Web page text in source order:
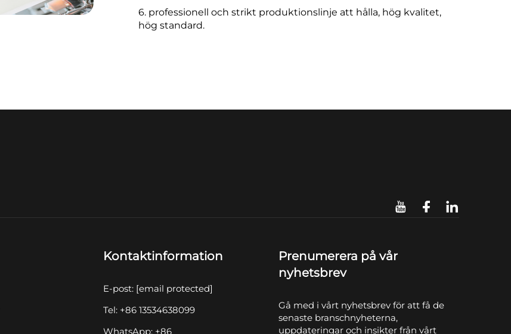
6. professionell och strikt produktionslinje att hålla, hög kvalitet,
hög standard.
Kontaktinformation
E-post: [email protected]
Tel: +86 13534638099
WhatsApp: +86
Prenumerera på vår
nyhetsbrev
Gå med i vårt nyhetsbrev för att få de
senaste branschnyheterna,
uppdateringar och insikter från vårt